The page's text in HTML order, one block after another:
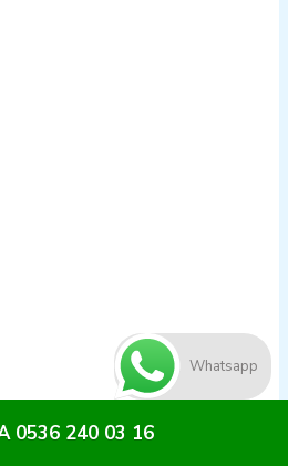
Whatsapp
0536 240 03 16